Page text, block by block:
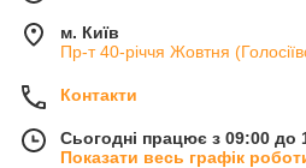
м. Київ
Пр-т 40-річчя Жовтня
Контакти
Сьогодні працює з 09:00 до
Показати весь графік